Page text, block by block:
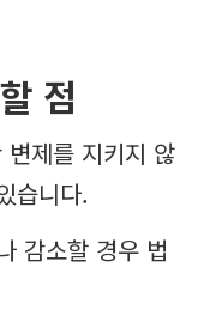
점
제를 지키지 않
습니다.
감소할 경우 법